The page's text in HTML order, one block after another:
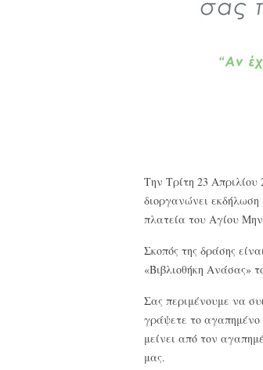
Την Τρίτη 23
διοργανώνει
πλατεία του Αγίου
Σκοπός της δράσης
«Βιβλιοθήκη Ανάσας»
Σας περιμένουμε να
γράψετε το αγαπημένο
μείνει από τον
μας.